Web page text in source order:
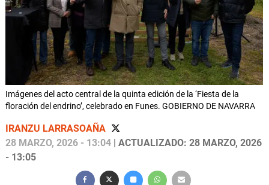
Imágenes del acto central de la quinta edición de la ‘Fiesta de la
floración del endrino’, celebrado en Funes. GOBIERNO DE NAVARRA
IRANZU LARRASOAÑA
28 MARZO, 2026 - 13:04 | ACTUALIZADO: 28 MARZO, 2026
- 13:05